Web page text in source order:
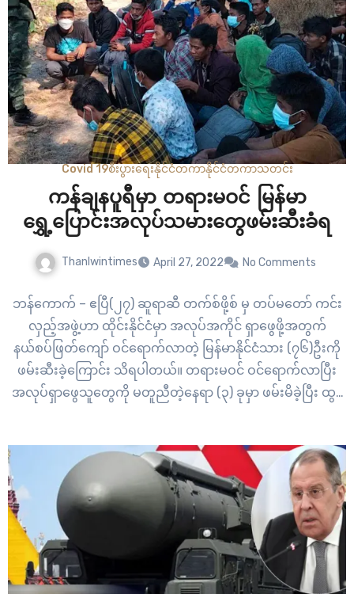
Covid 19စီးပွားရေးနိုင်ငံတကာနိုင်ငံတကာသတင်း
ကန်ချနပူရီမှာ တရားမဝင် မြန်မာ
ရွှေ့ပြောင်းအလုပ်သမားတွေဖမ်းဆီးခံရ
Thanlwintimes April 27, 2022 No Comments
ဘန်ကောက် – ဧပြီ(၂၇) ဆူရာဆီ တက်စ်ဖို့စ် မှ တပ်မတော် ကင်း
လှည့်အဖွဲ့ဟာ ထိုင်းနိုင်ငံမှာ အလုပ်အကိုင် ရှာဖွေဖို့အတွက်
နယ်စပ်ဖြတ်ကျော် ဝင်ရောက်လာတဲ့ မြန်မာနိုင်ငံသား (၇၆)ဦးကို
ဖမ်းဆီးခဲ့ကြောင်း သိရပါတယ်။ တရားမဝင် ဝင်ရောက်လာပြီး
အလုပ်ရှာဖွေသူတွေကို မတူညီတဲ့နေရာ (၃) ခုမှာ ဖမ်းမိခဲ့ပြီး ထွန်